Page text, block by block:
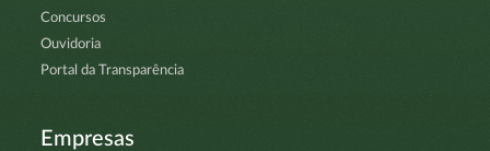
Concursos
Ouvidoria
Portal da Transparência
Empresas